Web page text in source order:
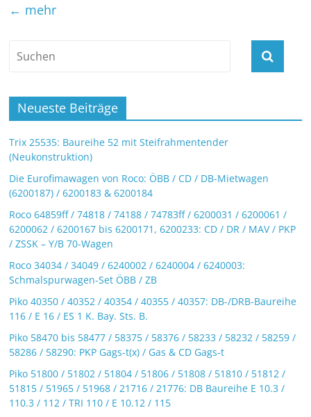
← mehr
Neueste Beiträge
Trix 25535: Baureihe 52 mit Steifrahmentender
(Neukonstruktion)
Die Eurofimawagen von Roco: ÖBB / CD / DB-Mietwagen
(6200187) / 6200183 & 6200184
Roco 64859ff / 74818 / 74188 / 74783ff / 6200031 / 6200061 /
6200062 / 6200167 bis 6200171, 6200233: CD / DR / MAV / PKP
/ ZSSK – Y/B 70-Wagen
Roco 34034 / 34049 / 6240002 / 6240004 / 6240003:
Schmalspurwagen-Set ÖBB / ZB
Piko 40350 / 40352 / 40354 / 40355 / 40357: DB-/DRB-Baureihe
116 / E 16 / ES 1 K. Bay. Sts. B.
Piko 58470 bis 58477 / 58375 / 58376 / 58233 / 58232 / 58259 /
58286 / 58290: PKP Gags-t(x) / Gas & CD Gags-t
Piko 51800 / 51802 / 51804 / 51806 / 51808 / 51810 / 51812 /
51815 / 51965 / 51968 / 21716 / 21776: DB Baureihe E 10.3 /
110.3 / 112 / TRI 110 / E 10.12 / 115